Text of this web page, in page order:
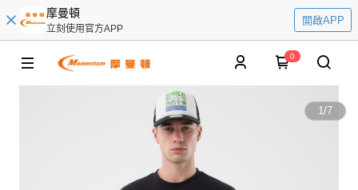
摩曼頓
立刻使用官方APP
開啟APP
0
1/7